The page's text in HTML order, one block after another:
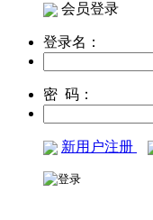
会员登录
登录名：
密 码：
新用户注册